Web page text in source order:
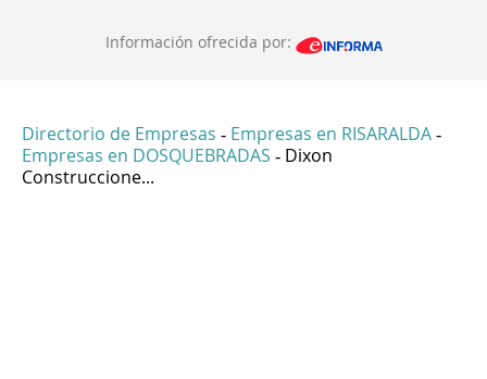
Información ofrecida por:
Directorio de Empresas - Empresas en RISARALDA -
Empresas en DOSQUEBRADAS - Dixon
Construccione...